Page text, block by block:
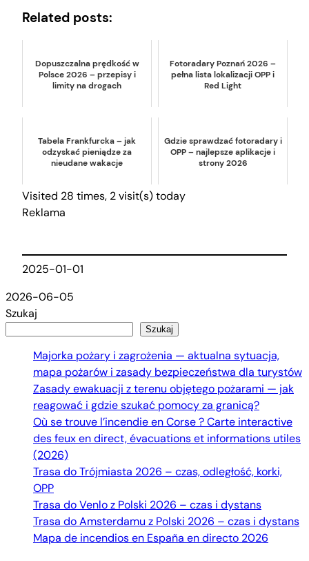
Related posts:
Dopuszczalna prędkość w
Polsce 2026 – przepisy i
limity na drogach
Fotoradary Poznań 2026 –
pełna lista lokalizacji OPP i
Red Light
Tabela Frankfurcka – jak
odzyskać pieniądze za
nieudane wakacje
Gdzie sprawdzać fotoradary i
OPP – najlepsze aplikacje i
strony 2026
Visited 28 times, 2 visit(s) today
Reklama
2025-01-01
2026-06-05
Szukaj
Szukaj
Majorka pożary i zagrożenia — aktualna sytuacja,
mapa pożarów i zasady bezpieczeństwa dla turystów
Zasady ewakuacji z terenu objętego pożarami — jak
reagować i gdzie szukać pomocy za granicą?
Où se trouve l’incendie en Corse ? Carte interactive
des feux en direct, évacuations et informations utiles
(2026)
Trasa do Trójmiasta 2026 – czas, odległość, korki,
OPP
Trasa do Venlo z Polski 2026 – czas i dystans
Trasa do Amsterdamu z Polski 2026 – czas i dystans
Mapa de incendios en España en directo 2026